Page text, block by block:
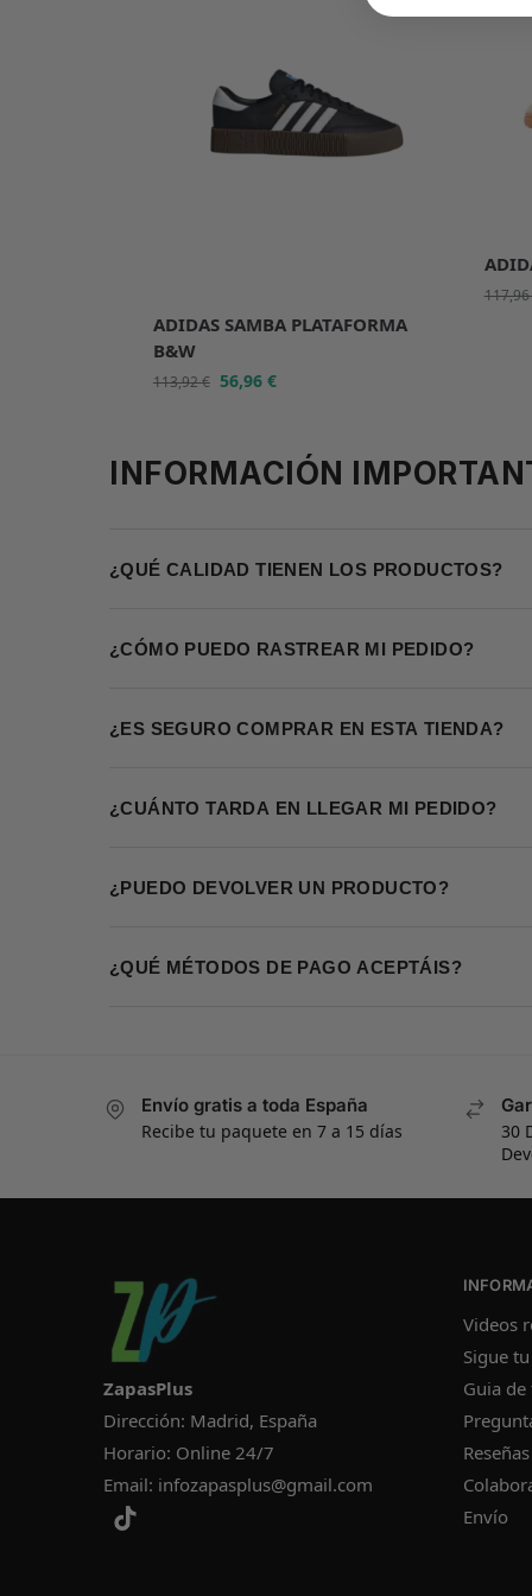
ADIDAS SAMBA PLATAFORMA
B&W
113,92€ 56,96 €
117,96
INFORMACIÓN
¿QUÉ CALIDAD TIENEN LOS PRODUCTOS?
¿CÓMO PUEDO RASTREAR MI PEDIDO?
¿ES SEGURO COMPRAR EN ESTA TIENDA?
¿CUÁNTO TARDA EN LLEGAR MI PEDIDO?
¿PUEDO DEVOLVER UN PRODUCTO?
¿QUÉ MÉTODOS DE PAGO ACEPTÁIS?
Envío gratis a toda España
Recibe tu paquete en 7 a 15 días
30
ZapasPlus
Dirección: Madrid, España
Horario: Online 24/7
Email: infozapasplus@gmail.com
Videos
Sigue
Guia de
Envío